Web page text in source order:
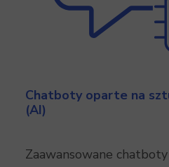
Chatboty oparte na
(AI)
Zaawansowane